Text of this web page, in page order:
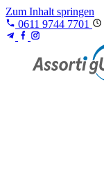
Zum Inhalt springen
0611 9744 7701